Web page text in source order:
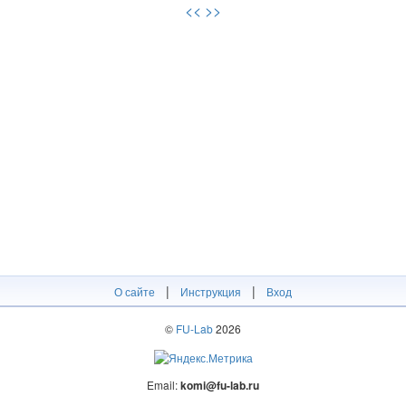
<< >>
О сайте | Инструкция | Вход
© FU-Lab2026
Email:komi@fu-lab.ru